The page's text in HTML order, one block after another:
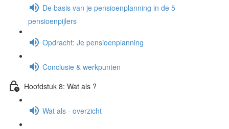
De basis van je pensioenplanning in de 5
pensioenpijlers
Opdracht: Je pensioenplanning
Conclusie & werkpunten
Hoofdstuk 8: Wat als ?
Wat als - overzicht